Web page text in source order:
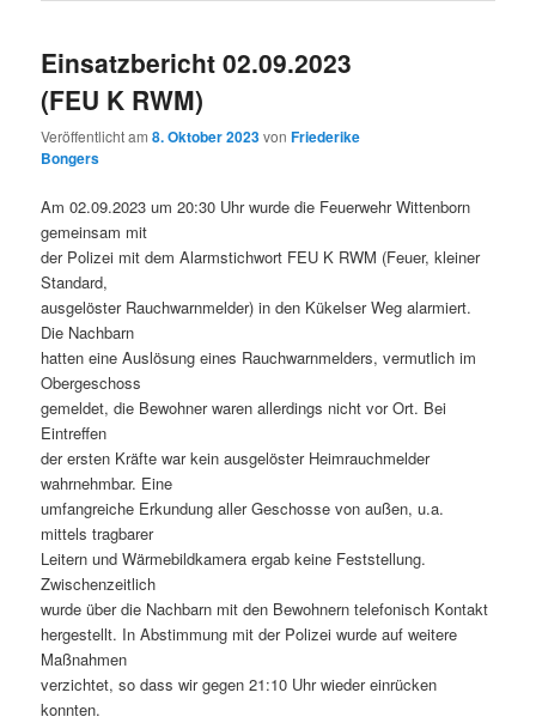
Einsatzbericht 02.09.2023
(FEU K RWM)
Veröffentlicht am8. Oktober 2023vonFriederike
Bongers
Am 02.09.2023 um 20:30 Uhr wurde die Feuerwehr Wittenborn
gemeinsam mit
der Polizei mit dem Alarmstichwort FEU K RWM (Feuer, kleiner
Standard,
ausgelöster Rauchwarnmelder) in den Kükelser Weg alarmiert.
Die Nachbarn
hatten eine Auslösung eines Rauchwarnmelders, vermutlich im
Obergeschoss
gemeldet, die Bewohner waren allerdings nicht vor Ort. Bei
Eintreffen
der ersten Kräfte war kein ausgelöster Heimrauchmelder
wahrnehmbar. Eine
umfangreiche Erkundung aller Geschosse von außen, u.a.
mittels tragbarer
Leitern und Wärmebildkamera ergab keine Feststellung.
Zwischenzeitlich
wurde über die Nachbarn mit den Bewohnern telefonisch Kontakt
hergestellt. In Abstimmung mit der Polizei wurde auf weitere
Maßnahmen
verzichtet, so dass wir gegen 21:10 Uhr wieder einrücken
konnten.